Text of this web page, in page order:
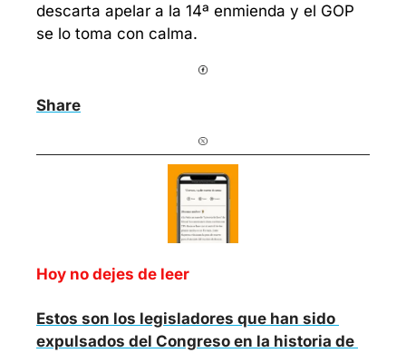
descarta apelar a la 14ª enmienda y el GOP
se lo toma con calma.
Share
Hoy no dejes de leer
Estos son los legisladores que han sido
expulsados del Congreso en la historia de